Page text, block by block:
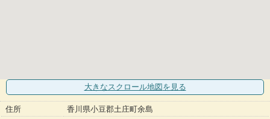
大きなスクロール地図 を見る
住所
香川県小豆郡土庄町余島